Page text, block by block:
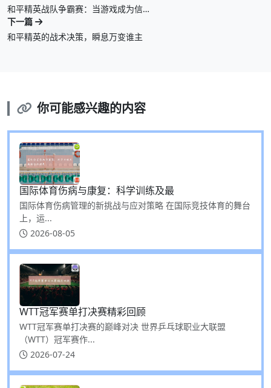
和平精英战队争霸赛：当游戏成为信…
下一篇
和平精英的战术决策，瞬息万变谁主
你可能感兴趣的内容
国际体育伤病与康复：科学训练及最
国际体育伤病管理的新挑战与应对策略 在国际竞技体育的舞台
上，运...
2026-08-05
WTT冠军赛单打决赛精彩回顾
WTT冠军赛单打决赛的巅峰对决 世界乒乓球职业大联盟
（WTT）冠军赛作...
2026-07-24